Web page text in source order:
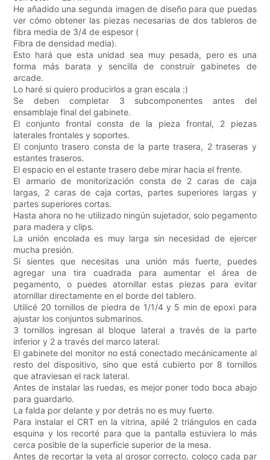
He añadido una segunda imagen de diseño para que puedas
ver cómo obtener las piezas necesarias de dos tableros de
fibra media de 3/4 de espesor (
Fibra de densidad media).
Esto hará que esta unidad sea muy pesada, pero es una
forma más barata y sencilla de construir gabinetes de
arcade.
Lo haré si quiero producirlos a gran escala :)
Se deben completar 3 subcomponentes antes del
ensamblaje final del gabinete.
El conjunto frontal consta de la pieza frontal, 2 piezas
laterales frontales y soportes.
El conjunto trasero consta de la parte trasera, 2 traseras y
estantes traseros.
El espacio en el estante trasero debe mirar hacia el frente.
El armario de monitorización consta de 2 caras de caja
largas, 2 caras de caja cortas, partes superiores largas y
partes superiores cortas.
Hasta ahora no he utilizado ningún sujetador, solo pegamento
para madera y clips.
La unión encolada es muy larga sin necesidad de ejercer
mucha presión.
Si sientes que necesitas una unión más fuerte, puedes
agregar una tira cuadrada para aumentar el área de
pegamento, o puedes atornillar estas piezas para evitar
atornillar directamente en el borde del tablero.
Utilicé 20 tornillos de piedra de 1/1/4 y 5 min de epoxi para
ajustar los conjuntos submarinos.
3 tornillos ingresan al bloque lateral a través de la parte
inferior y 2 a través del marco lateral.
El gabinete del monitor no está conectado mecánicamente al
resto del dispositivo, sino que está cubierto por 8 tornillos
que atraviesan el rack lateral.
Antes de instalar las ruedas, es mejor poner todo boca abajo
para guardarlo.
La falda por delante y por detrás no es muy fuerte.
Para instalar el CRT en la vitrina, apilé 2 triángulos en cada
esquina y los recorté para que la pantalla estuviera lo más
cerca posible de la superficie superior de la mesa.
Antes de recortar la veta al grosor correcto, coloco cada par